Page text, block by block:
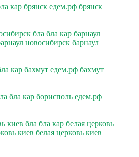
кар брянск едем.рф брянск
бла бла кар барнаул
новосибирск барнаул
кар бахмут едем.рф бахмут
бла кар борисполь едем.рф
киев бла бла кар белая церковь
киев белая церковь киев